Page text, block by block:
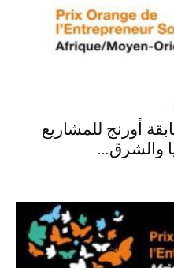
أورنج للمشاريع
والشرق...